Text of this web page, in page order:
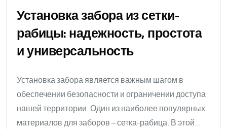
Установка забора из сетки-
рабицы: надежность, простота
и универсальность
Установка забора является важным шагом в
обеспечении безопасности и ограничении доступа
нашей территории. Один из наиболее популярных
материалов для заборов – сетка-рабица. В этой...